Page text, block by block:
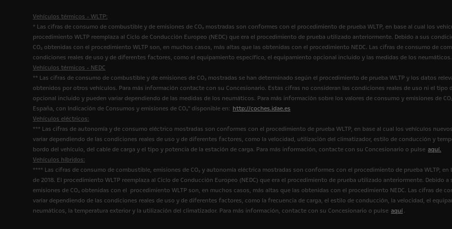
Vehículos térmicos - WLTP:
* Las cifras de consumo de combustible y de emisiones de CO₂ mostradas son conformes con el procedimiento de prueba WLTP, en base al cual los
procedimiento WLTP reemplaza al Ciclo de Conducción Europeo (NEDC) que era el procedimiento de prueba utilizado anteriormente. Debido a sus
CO₂ obtenidas con el procedimiento WLTP son, en muchos casos, más altas que las obtenidas con el procedimiento NEDC. Las cifras de consumo de
condiciones reales de uso y de diferentes factores, como el equipamiento específico, el equipamiento opcional incluido y las medidas de los
Vehículos térmicos - NEDC
** Las cifras de consumo de combustible y de emisiones de CO₂ mostradas se han determinado según el procedimiento de prueba WLTP y los datos
obtenidos por otros vehículos. Para más información contacte con su Concesionario. Estas cifras no consideran las condiciones reales de uso ni el
opcional incluido y pueden variar dependiendo de las medidas de los neumáticos. Para más información sobre los valores de consumo y emisiones de
España, con Indicación de Consumos y emisiones de CO₂" disponible en: http://coches.idae.es
Vehículos eléctricos:
*** Las cifras de autonomía y de consumo eléctrico mostradas son conformes con el procedimiento de prueba WLTP, en base al cual los vehículos
variar dependiendo de las condiciones reales de uso y de diferentes factores, como la velocidad, utilización del climatizador, estilo de conducción y
bordo del vehículo, del cable de carga y el tipo y potencia de la estación de carga. Para más información, contacte con su Concesionario o pulse aquí.
Vehículos híbridos:
**** Las cifras de consumo de combustible, emisiones de CO₂ y autonomía eléctrica mostradas son conformes con el procedimiento de prueba WLTP,
de 2018. El procedimiento WLTP reemplaza al Ciclo de Conducción Europeo (NEDC) que era el procedimiento de prueba utilizado anteriormente.
emisiones de CO₂ obtenidas con el procedimiento WLTP son, en muchos casos, más altas que las obtenidas con el procedimiento NEDC. Las cifras de
variar dependiendo de las condiciones reales de uso y de diferentes factores, como la frecuencia de carga, el estilo de conducción, la velocidad, el
neumáticos, la temperatura exterior y la utilización del climatizador. Para más información, contacte con su Concesionario o pulse aquí .